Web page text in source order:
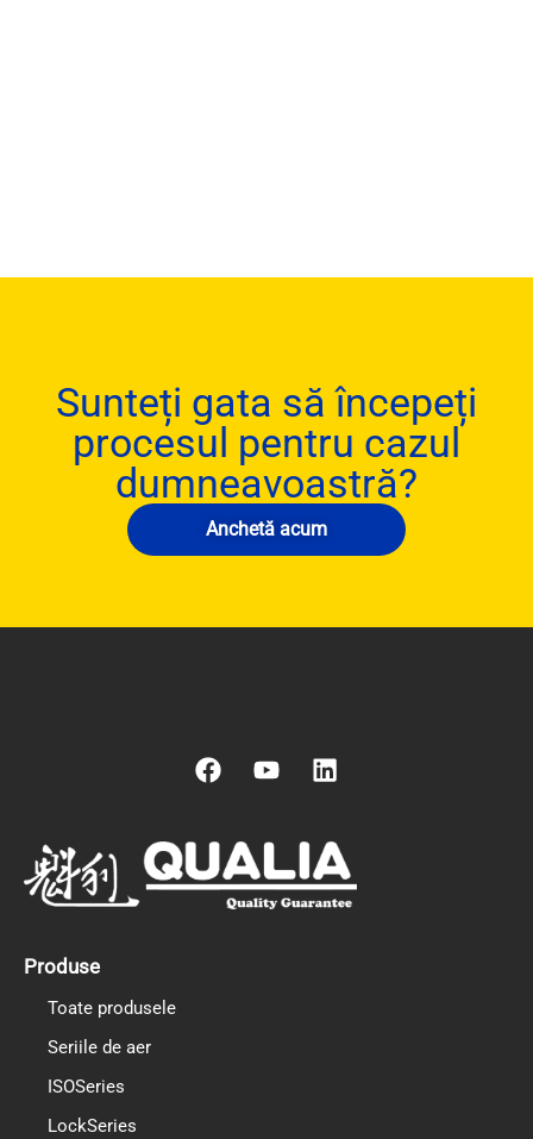
Sunteți gata să începeți
procesul pentru cazul
dumneavoastră?
Anchetă acum
F
a
e
b
o
Y
o
t
u
b
e
L
i
k
e
d
i
Produse
Toate produsele
Seriile de aer
ISOSeries
LockSeries